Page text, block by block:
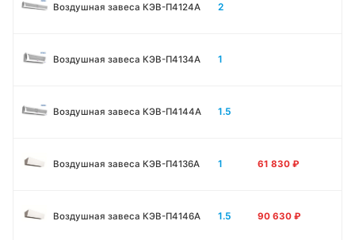
Воздушная завеса КЭВ-П4124A 2
Воздушная завеса КЭВ-П4134A 1
Воздушная завеса КЭВ-П4144A 1.5
Воздушная завеса КЭВ-П4136A 1 61 830 ₽
Воздушная завеса КЭВ-П4146A 1.5 90 630 ₽